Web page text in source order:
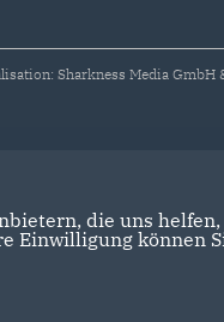
Sharkness Media GmbH
die uns
Einwilligung können